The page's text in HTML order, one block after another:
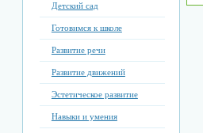
Детский сад
Готовимся к школе
Развитие речи
Развитие движений
Эстетическое развитие
Навыки и умения